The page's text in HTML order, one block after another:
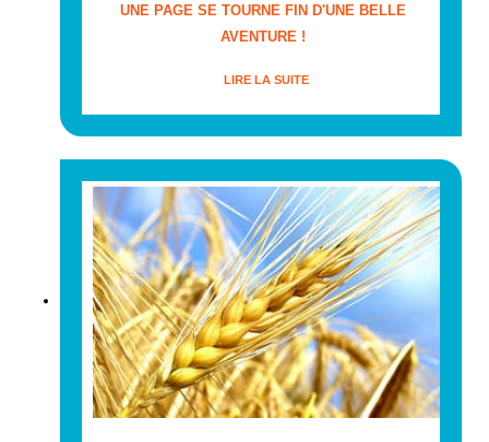
UNE PAGE SE TOURNE FIN D'UNE BELLE
AVENTURE !
LIRE LA SUITE